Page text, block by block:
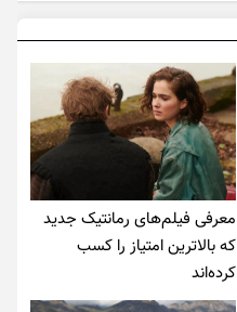
معرفی فیلم‌های رمانتیک جدید
که بالاترین امتیاز را کسب
کرده‌اند